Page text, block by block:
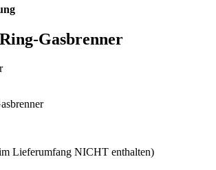
Gasbrenner
Lieferumfang NICHT enthalten)